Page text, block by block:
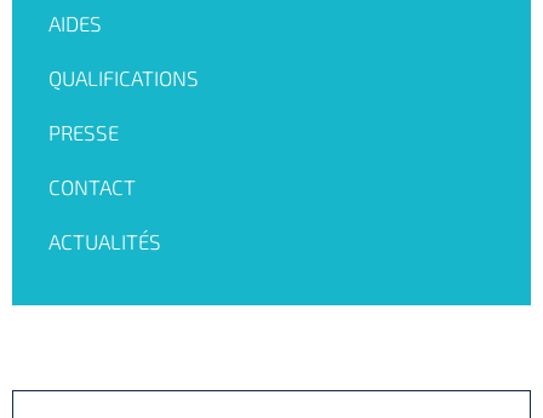
AIDES
QUALIFICATIONS
PRESSE
CONTACT
ACTUALITÉS